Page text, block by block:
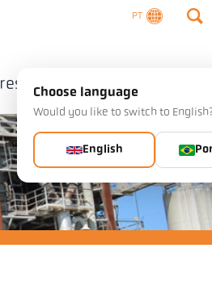
PT
Contacto
Choose language
Would you like to switch to
English